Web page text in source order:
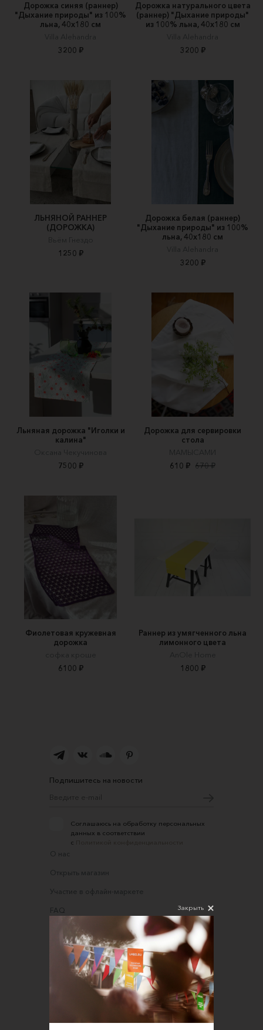
Дорожка синяя (раннер)
"Дыхание природы" из 100%
льна, 40х180 см
Villa Alehandra
3200 ₽
Дорожка натурального цвета
(раннер) "Дыхание природы"
из 100% льна, 40х180 см
Villa Alehandra
3200 ₽
ЛЬНЯНОЙ РАННЕР
(ДОРОЖКА)
Вьём Гнездо
1250 ₽
Дорожка белая (раннер)
"Дыхание природы" из 100%
льна, 40х180 см
Villa Alehandra
3200 ₽
Льняная дорожка "Иголки и
калина"
Оксана Чекучинова
7500 ₽
Дорожка для сервировки
стола
МАМЫСАМИ
610 ₽ 670 ₽
Фиолетовая кружевная
дорожка
софка кроше
6100 ₽
Раннер из умягченного льна
лимонного цвета
AnOle Home
1800 ₽
Подпишитесь на новости
Соглашаюсь на обработку персональных
данных в соответствии
с
О нас
Открыть магазин
Участие в офлайн-маркете
FAQ
Требования к фотографиям
Обратная связь
Соглашение об оказании услуг
Правила сайта
Оферта для продавцов
Оферта для покупателей
Закрыть